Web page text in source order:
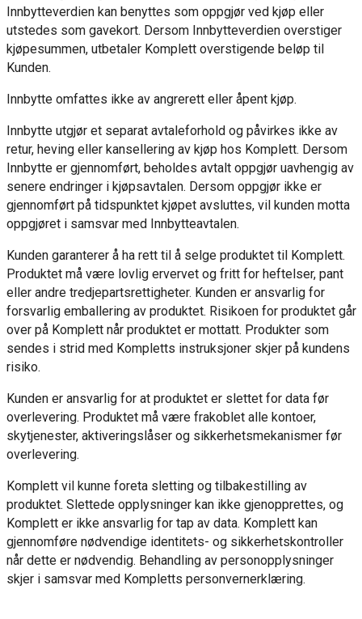
Innbytteverdien kan benyttes som oppgjør ved kjøp eller
utstedes som gavekort. Dersom Innbytteverdien overstiger
kjøpesummen, utbetaler Komplett overstigende beløp til
Kunden.
Innbytte omfattes ikke av angrerett eller åpent kjøp.
Innbytte utgjør et separat avtaleforhold og påvirkes ikke av
retur, heving eller kansellering av kjøp hos Komplett. Dersom
Innbytte er gjennomført, beholdes avtalt oppgjør uavhengig av
senere endringer i kjøpsavtalen. Dersom oppgjør ikke er
gjennomført på tidspunktet kjøpet avsluttes, vil kunden motta
oppgjøret i samsvar med Innbytteavtalen.
Kunden garanterer å ha rett til å selge produktet til Komplett.
Produktet må være lovlig ervervet og fritt for heftelser, pant
eller andre tredjepartsrettigheter. Kunden er ansvarlig for
forsvarlig emballering av produktet. Risikoen for produktet går
over på Komplett når produktet er mottatt. Produkter som
sendes i strid med Kompletts instruksjoner skjer på kundens
risiko.
Kunden er ansvarlig for at produktet er slettet for data før
overlevering. Produktet må være frakoblet alle kontoer,
skytjenester, aktiveringslåser og sikkerhetsmekanismer før
overlevering.
Komplett vil kunne foreta sletting og tilbakestilling av
produktet. Slettede opplysninger kan ikke gjenopprettes, og
Komplett er ikke ansvarlig for tap av data. Komplett kan
gjennomføre nødvendige identitets- og sikkerhetskontroller
når dette er nødvendig. Behandling av personopplysninger
skjer i samsvar med Kompletts personvernerklæring.